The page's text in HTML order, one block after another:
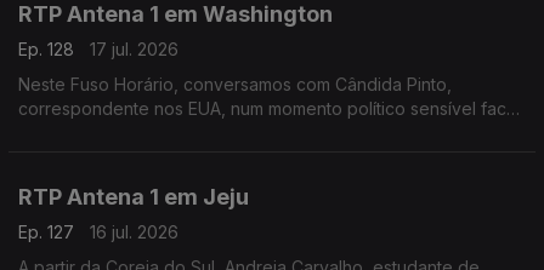
RTP Antena 1 em Washington
Ep. 128
17 jul. 2026
Neste Fuso Horário, conversamos com Cândida Pinto,
correspondente nos EUA, num momento político sensível face
RTP Antena 1 em Jeju
Ep. 127
16 jul. 2026